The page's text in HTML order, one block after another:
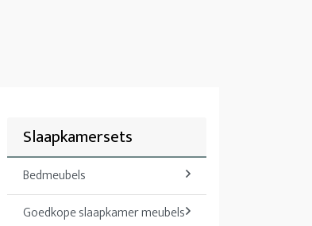
Slaapkamersets
Bedmeubels
Goedkope slaapkamer meubels